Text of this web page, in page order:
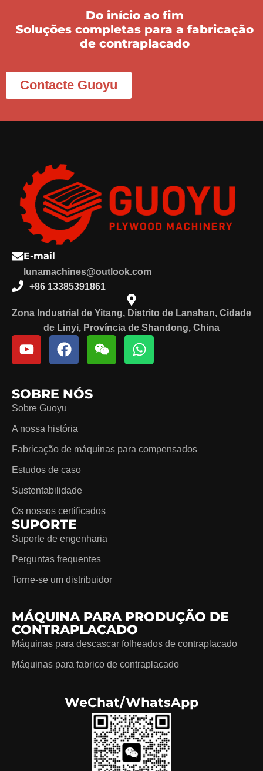
Do início ao fim
Soluções completas para a fabricação
de contraplacado
Contacte Guoyu
E-mail
lunamachines@outlook.com
+86 13385391861
Zona Industrial de Yitang, Distrito de Lanshan, Cidade
de Linyi, Província de Shandong, China
SOBRE NÓS
Sobre Guoyu
A nossa história
Fabricação de máquinas para compensados
Estudos de caso
Sustentabilidade
Os nossos certificados
SUPORTE
Suporte de engenharia
Perguntas frequentes
Torne-se um distribuidor
MÁQUINA PARA PRODUÇÃO DE
CONTRAPLACADO
Máquinas para descascar folheados de contraplacado
Máquinas para fabrico de contraplacado
WeChat/WhatsApp